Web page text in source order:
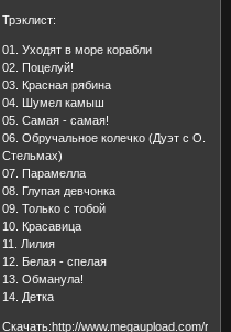
Трэклист:
01. Уходят в море корабли
02. Поцелуй!
03. Красная рябина
04. Шумел камыш
05. Самая - самая!
06. Обручальное колечко (Дуэт с О.
Стельмах)
07. Парамелла
08. Глупая девчонка
09. Только с тобой
10. Красавица
11. Лилия
12. Белая - спелая
13. Обманула!
14. Детка
Скачать:http://www.megaupload.com/ru/?